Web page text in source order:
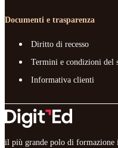
Documenti e trasparenza
Diritto di recesso
Termini e condizioni del
Informativa clienti
il più grande polo di formazione